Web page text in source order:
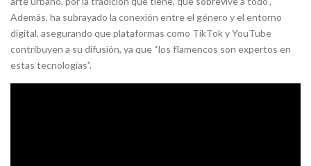
Además, ha subrayado la conexión entre el género y el entorno
digital, asegurando que plataformas como TikTok y YouTube
contribuyen a su difusión, ya que “los flamencos son expertos en
estas tecnologías”.